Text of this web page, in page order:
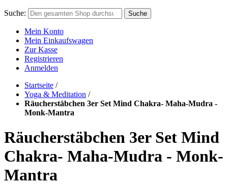
Suche: Suche
Mein Konto
Mein Einkaufswagen
Zur Kasse
Registrieren
Anmelden
Startseite /
Yoga & Meditation /
Räucherstäbchen 3er Set Mind Chakra- Maha-Mudra -
Monk-Mantra
Räucherstäbchen 3er Set Mind
Chakra- Maha-Mudra - Monk-
Mantra